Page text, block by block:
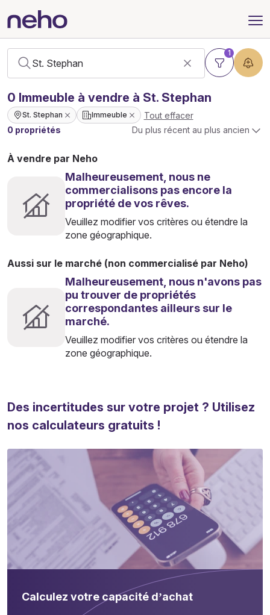
1
0 Immeuble à vendre à St. Stephan
St. Stephan Immeuble
Tout effacer
0 propriétés
Du plus récent au plus ancien
À vendre par Neho
Malheureusement, nous ne
commercialisons pas encore la
propriété de vos rêves.
Veuillez modifier vos critères ou étendre la
zone géographique.
Aussi sur le marché (non commercialisé par Neho)
Malheureusement, nous n'avons pas
pu trouver de propriétés
correspondantes ailleurs sur le
marché.
Veuillez modifier vos critères ou étendre la
zone géographique.
Des incertitudes sur votre projet ? Utilisez
nos calculateurs gratuits !
Calculez votre capacité d’achat